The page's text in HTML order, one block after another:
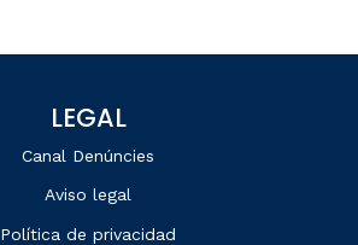
LEGAL
Canal Denúncies
Aviso legal
Política de privacidad